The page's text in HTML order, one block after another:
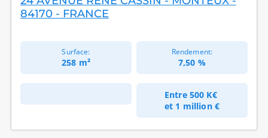
84170 - FRANCE
Surface:
258 m²
Rendement:
7,50 %
Entre 500 K€
et 1 million €